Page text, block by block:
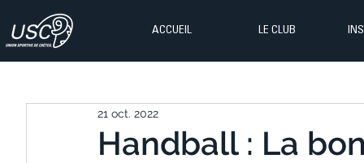
ACCUEIL LE CLUB
Handball : La
21 oct. 2022